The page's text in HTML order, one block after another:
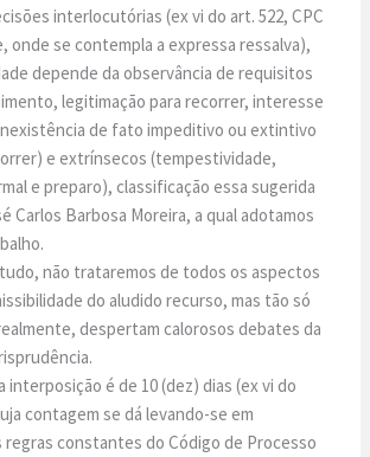
interlocutórias (ex vi do art. 522, CPC
onde se contempla a expressa ressalva),
depende da observância de requisitos
legitimação para recorrer, interesse
de fato impeditivo ou extintivo
e extrínsecos (tempestividade,
e preparo), classificação essa sugerida
Carlos Barbosa Moreira, a qual adotamos
não trataremos de todos os aspectos
do aludido recurso, mas tão só
despertam calorosos debates da
interposição é de 10 (dez) dias (ex vi do
contagem se dá levando-se em
regras constantes do Código de Processo